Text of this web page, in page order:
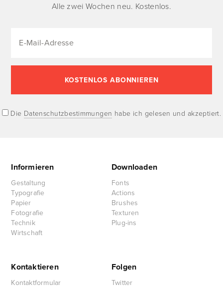
Alle zwei Wochen neu. Kostenlos.
Die Datenschutzbestimmungen habe ich gelesen und akzeptiert.
Informieren
Gestaltung
Typografie
Papier
Fotografie
Technik
Wirtschaft
Downloaden
Fonts
Actions
Brushes
Texturen
Plug-ins
Kontaktieren
Kontaktformular
Folgen
Twitter